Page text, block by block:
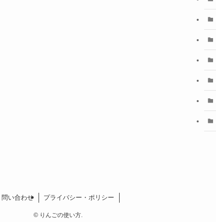
問い合わせ プライバシー・ポリシー
©りんごの使い方.